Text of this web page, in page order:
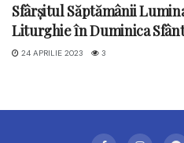
Sfârșitul Săptămânii
Liturghie în Duminica
24 APRILIE 2023 3